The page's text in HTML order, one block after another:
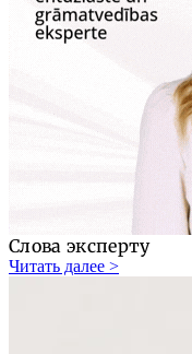
Слова эксперту
Читать далее >